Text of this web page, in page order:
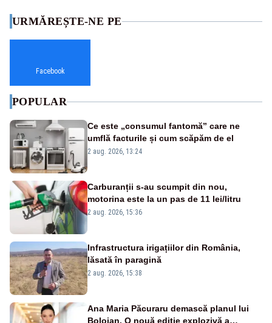
URMĂREȘTE-NE PE
Facebook
POPULAR
Ce este „consumul fantomă” care ne
umflă facturile și cum scăpăm de el
2 aug. 2026, 13:24
Carburanții s-au scumpit din nou,
motorina este la un pas de 11 lei/litru
2 aug. 2026, 15:36
Infrastructura irigațiilor din România,
lăsată în paragină
2 aug. 2026, 15:38
Ana Maria Păcuraru demască planul lui
Bolojan. O nouă ediție explozivă a